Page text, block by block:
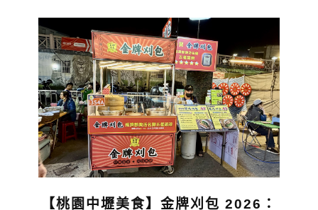
【桃園中壢美食】金牌刈包 2026：